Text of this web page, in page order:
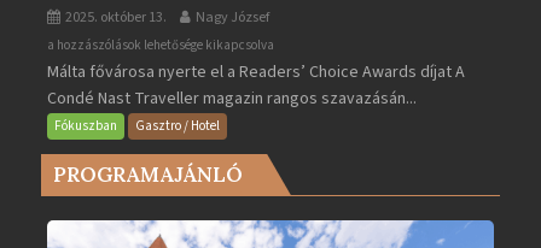
2025. október 13. Nagy József
Valletta
lett
Európa
legjobb
2025-
bejegyzéshez
a hozzászólások lehetősége kikapcsolva
Málta fővárosa nyerte el a Readers’ Choice Awards díjat A
Condé Nast Traveller magazin rangos szavazásán...
Fókuszban Gasztro / Hotel
PROGRAMAJÁNLÓ